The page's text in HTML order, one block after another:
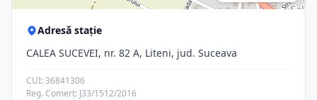
Adresă stație
CALEA SUCEVEI, nr. 82 A, Liteni, jud. Suceava
CUI: 36841306
Reg. Comerț: J33/1512/2016